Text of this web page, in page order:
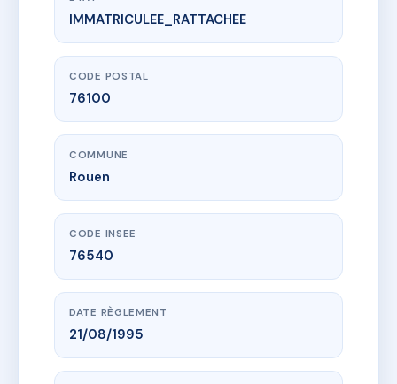
www.vme.plus/AC6534515
6-8 RUE DU CONTRAT SOCIAL
6-8 r du contrat social
IMMATRICULEE_RATTACHEE
CODE POSTAL
76100
COMMUNE
Rouen
CODE INSEE
76540
DATE RÈGLEMENT
21/08/1995